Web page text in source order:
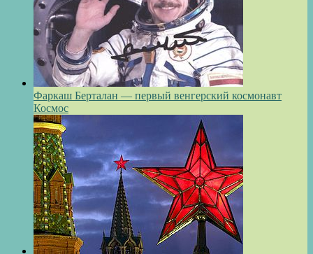
Фаркаш Берталан — первый венгерский космонавт
Космос